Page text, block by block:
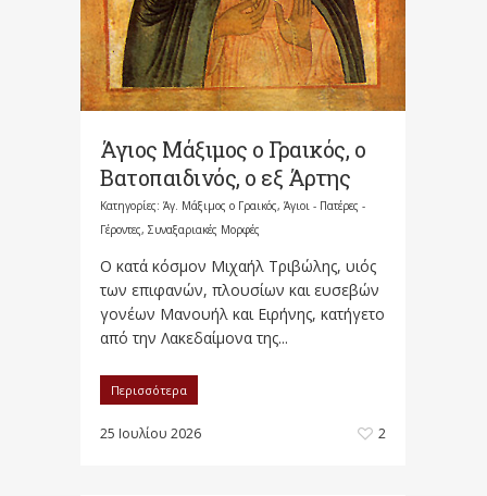
Άγιος Μάξιμος ο Γραικός, ο
Βατοπαιδινός, ο εξ Άρτης
Κατηγορίες: Άγ. Μάξιμος ο Γραικός, Άγιοι - Πατέρες -
Γέροντες, Συναξαριακές Μορφές
Ο κατά κόσμον Μιχαήλ Τριβώλης, υιός
των επιφανών, πλουσίων και ευσεβών
γονέων Μανουήλ και Ειρήνης, κατήγετο
από την Λακεδαίμονα της...
Περισσότερα
25 Ιουλίου 2026 2